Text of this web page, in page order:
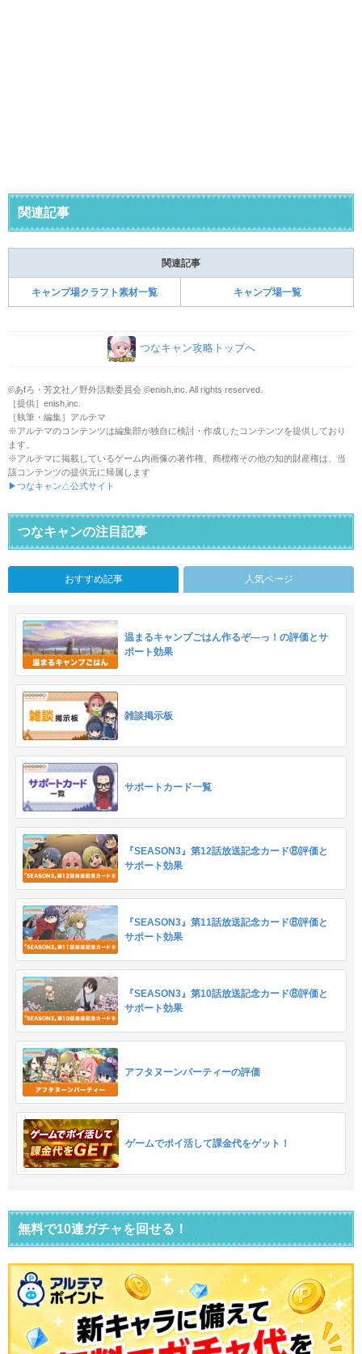
関連記事
関連記事
キャンプ場クラフト素材一覧 キャンプ場一覧
つなキャン攻略トップへ
©あfろ・芳文社／野外活動委員会 ©enish,inc. All rights reserved.
［提供］enish,inc.
［執筆・編集］アルテマ
※アルテマのコンテンツは編集部が独自に検討・作成したコンテンツを提供しており
ます。
※アルテマに掲載しているゲーム内画像の著作権、商標権その他の知的財産権は、当
該コンテンツの提供元に帰属します
▶つなキャン△公式サイト
つなキャンの注目記事
おすすめ記事 人気ページ
温まるキャンプごはん作るぞ―っ！の評価とサ
ポート効果
雑談掲示板
サポートカード一覧
『SEASON3』第12話放送記念カード⑧評価と
サポート効果
『SEASON3』第11話放送記念カード⑧評価と
サポート効果
『SEASON3』第10話放送記念カード⑧評価と
サポート効果
アフタヌーンパーティーの評価
ゲームでポイ活して課金代をゲット！
無料で10連ガチャを回せる！